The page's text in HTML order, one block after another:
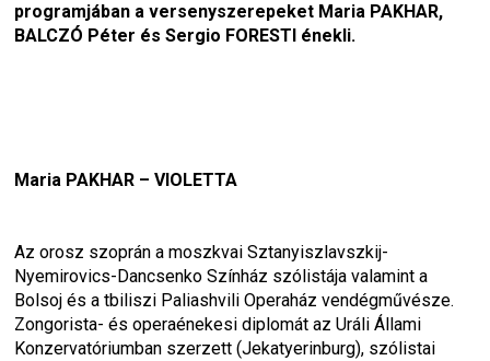
programjában a versenyszerepeket Maria PAKHAR,
BALCZÓ Péter és Sergio FORESTI énekli.
Maria PAKHAR – VIOLETTA
Az orosz szoprán a moszkvai Sztanyiszlavszkij-
Nyemirovics-Dancsenko Színház szólistája valamint a
Bolsoj és a tbiliszi Paliashvili Operaház vendégművésze.
Zongorista- és operaénekesi diplomát az Uráli Állami
Konzervatóriumban szerzett (Jekatyerinburg), szólistai